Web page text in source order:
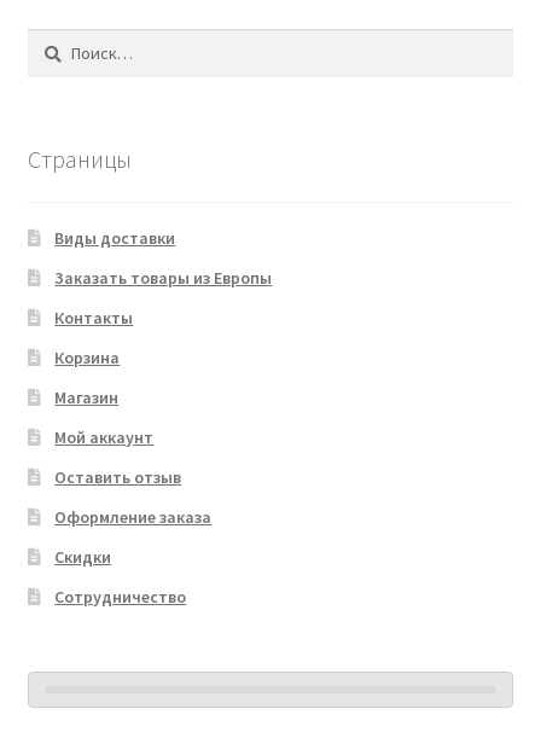
Найти:
Страницы
Виды доставки
Заказать товары из Европы
Контакты
Корзина
Магазин
Мой аккаунт
Оставить отзыв
Оформление заказа
Скидки
Сотрудничество